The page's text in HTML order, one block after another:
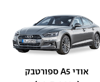
אודי A5 ספורטבק